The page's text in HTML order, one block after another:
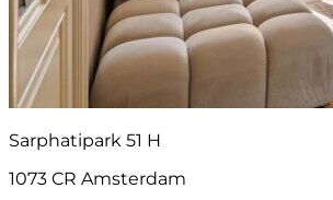
Sarphatipark 51 H
1073 CR Amsterdam